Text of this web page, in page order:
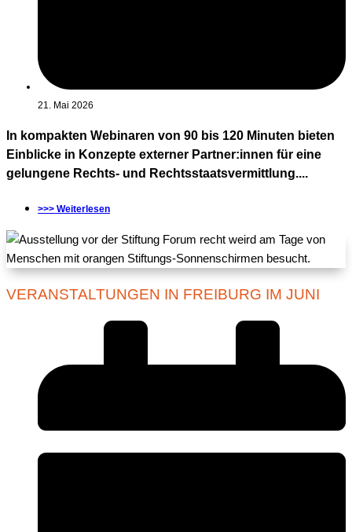
21. Mai 2026
In kompakten Webinaren von 90 bis 120 Minuten bieten
Einblicke in Konzepte externer Partner:innen für eine
gelungene Rechts- und Rechtsstaatsvermittlung....
>>> Weiterlesen
VERANSTALTUNGEN IN FREIBURG IM JUNI